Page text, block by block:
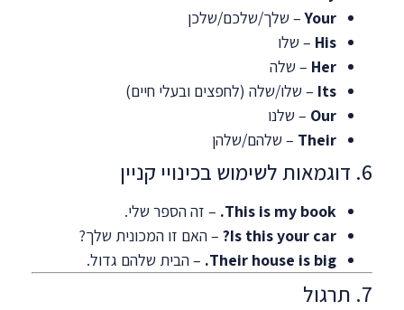
Your– שלך/שלכם/שלכן
His – שלו
Her – שלה
Its – שלו/שלה (לחפצים ובעלי חיים)
Our – שלנו
Their – שלהם/שלהן
6. דוגמאות לשימוש בכינויי קניין
This is my book. – זה הספר שלי.
Is this your car?
– האם זו המכונית שלך?
Their house is big. – הבית שלהם גדול.
7. תרגול